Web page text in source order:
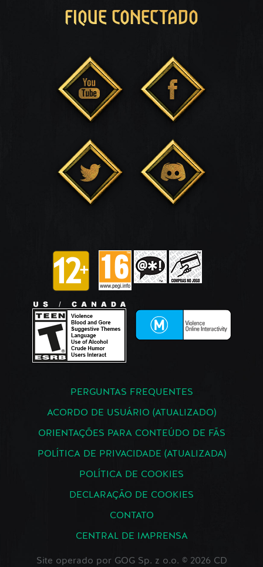
FIQUE CONECTADO
PERGUNTAS FREQUENTES
ACORDO DE USUÁRIO (ATUALIZADO)
ORIENTAÇÕES PARA CONTEÚDO DE FÃS
POLÍTICA DE PRIVACIDADE (ATUALIZADA)
POLÍTICA DE COOKIES
DECLARAÇÃO DE COOKIES
CONTATO
CENTRAL DE IMPRENSA
Site operado por GOG Sp. z o.o. © 2026 CD